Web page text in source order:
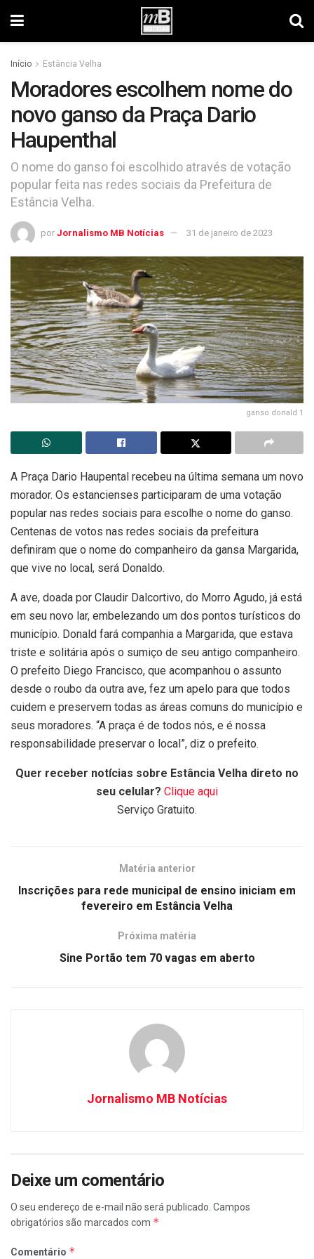
Início Estância Velha
Moradores escolhem nome do
novo ganso da Praça Dario
Haupenthal
O nome do ganso foi escolhido através de votação
popular feita nas redes sociais da Prefeitura de
Estância Velha.
por Jornalismo MB Notícias 31 de janeiro de 2023
ganso donald 1
A Praça Dario Haupental recebeu na última semana um novo
morador. Os estancienses participaram de uma votação
popular nas redes sociais para escolhe o nome do ganso.
Centenas de votos nas redes sociais da prefeitura
definiram que o nome do companheiro da gansa Margarida,
que vive no local, será Donaldo.
A ave, doada por Claudir Dalcortivo, do Morro Agudo, já está
em seu novo lar, embelezando um dos pontos turísticos do
município. Donald fará companhia a Margarida, que estava
triste e solitária após o sumiço de seu antigo companheiro.
O prefeito Diego Francisco, que acompanhou o assunto
desde o roubo da outra ave, fez um apelo para que todos
cuidem e preservem todas as áreas comuns do município e
seus moradores. “A praça é de todos nós, e é nossa
responsabilidade preservar o local”, diz o prefeito.
Quer receber notícias sobre Estância Velha direto no
seu celular? Clique aqui
Serviço Gratuito.
Matéria anterior
Inscrições para rede municipal de ensino iniciam em
fevereiro em Estância Velha
Próxima matéria
Sine Portão tem 70 vagas em aberto
Jornalismo MB Notícias
Deixe um comentário
O seu endereço de e-mail não será publicado. Campos
obrigatórios são marcados com *
Comentário *